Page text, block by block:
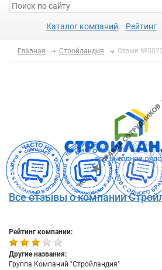
Каталог компаний Рейтинг
Главная Стройландия Отзыв
Все отзывы о компании
Рейтинг компании:
Другие названия:
Группа Компаний "Стройландия"